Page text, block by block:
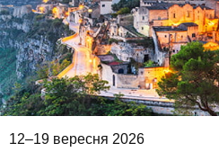
12–19 вересня 2026